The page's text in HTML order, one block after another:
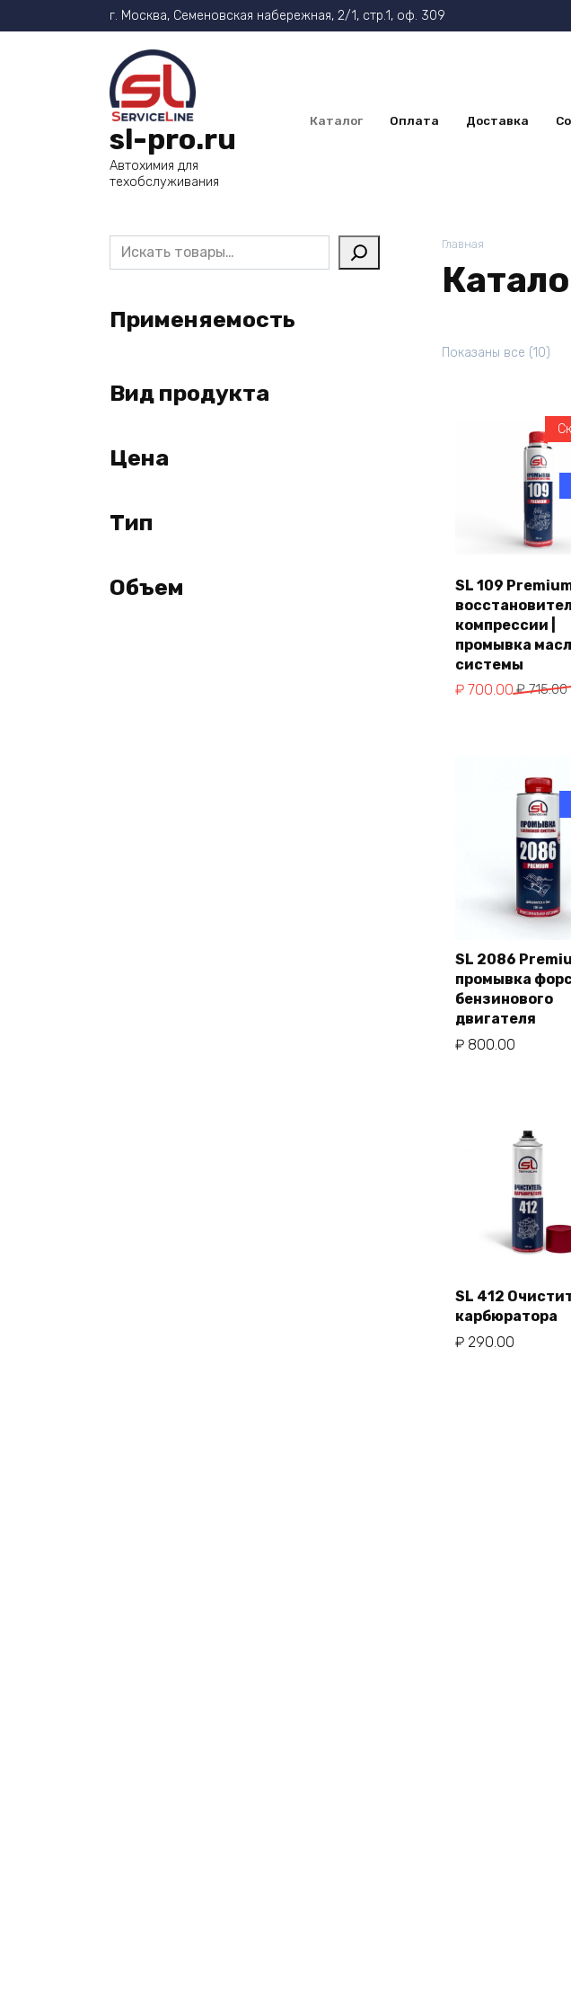
к
г. Москва, Семеновская набережная, 2/1, стр.1, оф. 309
sl-pro.ru
Автохимия для
техобслуживания
Каталог Оплата Доставка
Главная
Показаны все (10)
В
SL 109
компрессии |
промывка
системы
₽715.00
Первоначальная
₽ 700.00
Текущая
В
SL 2086
промывка
бензинового
двигателя
₽ 800.00
SL 412
карбюратора
₽ 290.00
Поиск
Применяемость
Вид продукта
Цена
Тип
Объем